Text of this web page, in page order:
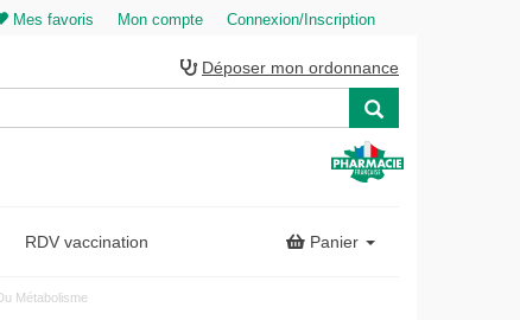
Mes favoris Mon compte Connexion/Inscription
Déposer mon ordonnance
RDV vaccination Panier
Métabolisme